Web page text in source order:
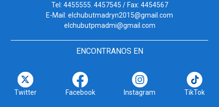
Tel: 4455555. 4457545 / Fax: 4454567
E-Mail: elchubutmadryn2015@gmail.com
elchubutpmadmi@gmail.com
ENCONTRANOS EN
Twitter Facebook Instagram TikTok